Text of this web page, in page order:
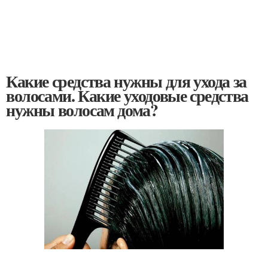
Какие средства нужны для ухода за
волосами. Какие уходовые средства
нужны волосам дома?